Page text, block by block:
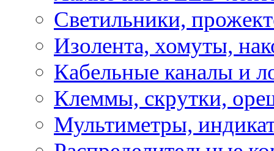
Светильники,
Изолента, хомуты,
Кабельные каналы и
Клеммы, скрутки,
Мультиметры,